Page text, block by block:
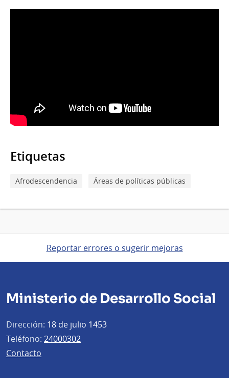
Etiquetas
Afrodescendencia Áreas de políticas públicas
Reportar errores o sugerir mejoras
Ministerio de Desarrollo Social
Dirección: 18 de julio 1453
Teléfono: 24000302
Contacto